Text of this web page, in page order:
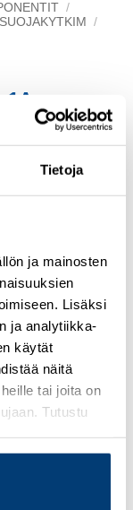
Tietoja
ja mainosten
Lisäksi
ja analytiikka-
käytät
näitä
tai joita on
Tutustu
/
/